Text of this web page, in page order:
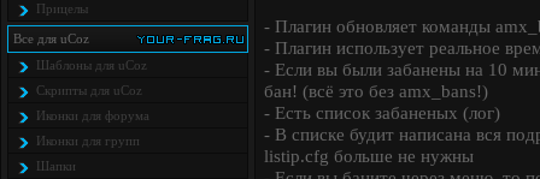
Прицелы
Все для uCoz
Шаблоны для uCoz
Скрипты для uCoz
Иконки для форума
Иконки для групп
Шапки
- Плагин обновляет команды
- Плагин использует реальное
- Если вы были забанены на 10
бан! (всё это без amx_bans!)
- Есть список забаненых (лог)
- В списке будит написана вся
listip.cfg больше не нужны